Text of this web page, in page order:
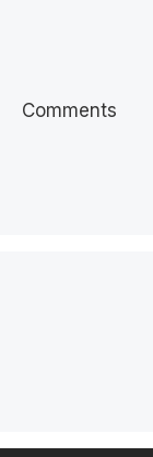
Comments